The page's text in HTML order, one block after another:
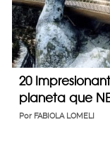
20
planeta que
Por FABIOLA LOMELI